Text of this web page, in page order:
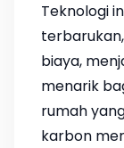
Teknologi
biaya,
menarik
rumah
karbon